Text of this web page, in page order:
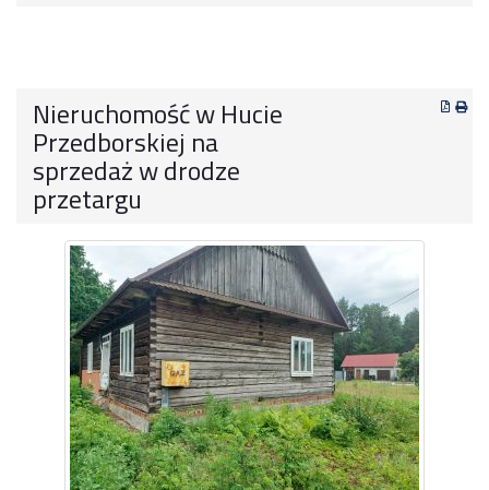
Nieruchomość w Hucie
Przedborskiej na
sprzedaż w drodze
przetargu